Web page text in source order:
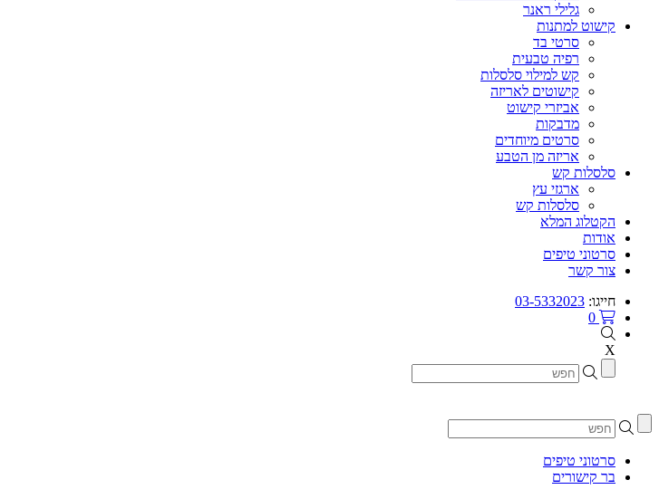
גלילי ראנר
קישוט למתנות
סרטי בד
רפיה טבעית
קש למילוי סלסלות
קישוטים לאריזה
אביזרי קישוט
מדבקות
סרטים מיוחדים
אריזה מן הטבע
סלסלות קש
ארגזי עץ
סלסלות קש
הקטלוג המלא
אודות
סרטוני טיפים
צור קשר
חייגו: 03-5332023
0
X
סרטוני טיפים
בר קישורים